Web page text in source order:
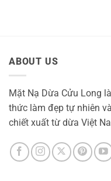
ABOUT US
Mặt Nạ Dừa Cửu Long
thức làm đẹp tự nhiên
chiết xuất từ dừa Việt